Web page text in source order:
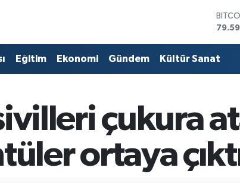
EURO
Eğitim Ekonomi Gündem Kültür Sanat
çukura
ortaya